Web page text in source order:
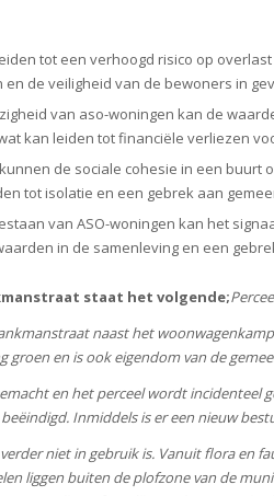
tot een verhoogd risico op
de veiligheid van de bewoners in
van aso-woningen kan de
kan leiden tot financiële verliezen
de sociale cohesie in een
tot isolatie en een gebrek aan
van ASO-woningen kan het
in de samenleving en een
staat het volgende;
naast het
en is ook eigendom van de
en het perceel wordt incidenteel
Inmiddels is er een nieuw
niet in gebruik is. Vanuit flora en
liggen buiten de plofzone van de